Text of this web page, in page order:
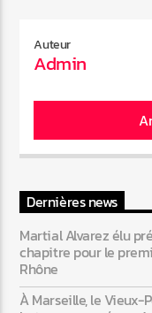
Auteur
Admin
Dernières news
Martial Alvarez élu
chapitre pour le
Rhône
À Marseille, le Vieux-